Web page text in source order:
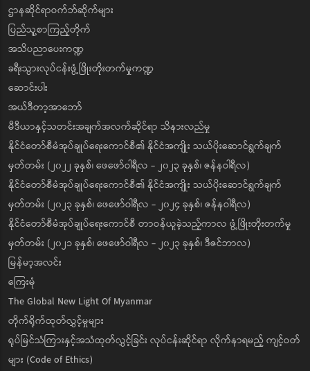
ဌာနဆိုင်ရာဝက်ဘ်ဆိုက်များ
ပြည်သူ့စာကြည့်တိုက်
အသိပညာပေးကဏ္ဍ
ခရီးသွားလုပ်ငန်းဖွံ့ဖြိုးတိုးတက်မှုကဏ္ဍ
ဆောင်းပါး
အယ်ဒီတာ့အာဘော်
မီဒီယာနှင့်သတင်းအချက်အလက်ဆိုင်ရာ သိနားလည်မှု
နိုင်ငံတော်စီမံအုပ်ချုပ်ရေးကောင်စီ၏ နိုင်ငံအကျိုး သယ်ပိုးဆောင်ရွက်ချက်
မှတ်တမ်း (၂၀၂၂ ခုနှစ်၊ ဖေဖော်ဝါရီလ - ၂၀၂၃ ခုနှစ်၊ ဇန်နဝါရီလ)
နိုင်ငံတော်စီမံအုပ်ချုပ်ရေးကောင်စီ၏ နိုင်ငံအကျိုး သယ်ပိုးဆောင်ရွက်ချက်
မှတ်တမ်း (၂၀၂၃ ခုနှစ်၊ ဖေဖော်ဝါရီလ - ၂၀၂၄ ခုနှစ်၊ ဇန်နဝါရီလ)
နိုင်ငံတော်စီမံအုပ်ချုပ်ရေးကောင်စီ တာဝန်ယူခဲ့သည့်ကာလ ဖွံ့ဖြိုးတိုးတက်မှု
မှတ်တမ်း (၂၀၂၁ ခုနှစ်၊ ဖေဖော်ဝါရီလ - ၂၀၂၃ ခုနှစ်၊ ဒီဇင်ဘာလ)
မြန်မာ့အလင်း
ကြေးမုံ
The Global New Light Of Myanmar
တိုက်ရိုက်ထုတ်လွှင့်မှုများ
ရုပ်မြင်သံကြားနှင့်အသံထုတ်လွှင့်ခြင်း လုပ်ငန်းဆိုင်ရာ လိုက်နာရမည့် ကျင့်ဝတ်
များ (Code of Ethics)